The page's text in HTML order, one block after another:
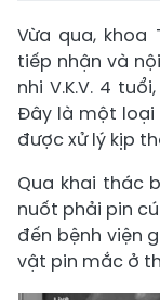
Vừa qua, khoa
tiếp nhận và
nhi V.K.V. 4
Đây là một loại
được xử lý kịp
Qua khai thác
nuốt phải pin
đến bệnh viện
vật pin mắc ở